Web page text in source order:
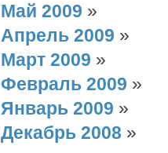
Май 2009 »
Апрель 2009 »
Март 2009 »
Февраль 2009 »
Январь 2009 »
Декабрь 2008 »